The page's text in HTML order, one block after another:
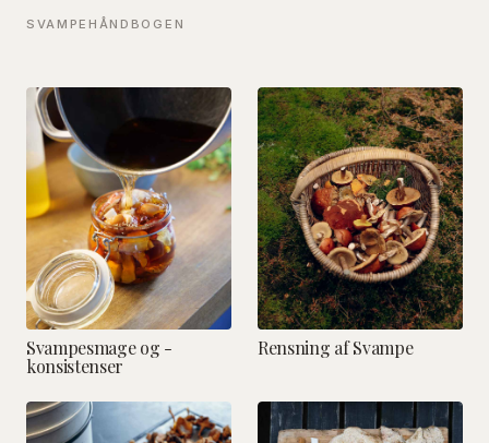
SVAMPEHÅNDBOGEN
Svampesmage og -
konsistenser
Rensning af Svampe